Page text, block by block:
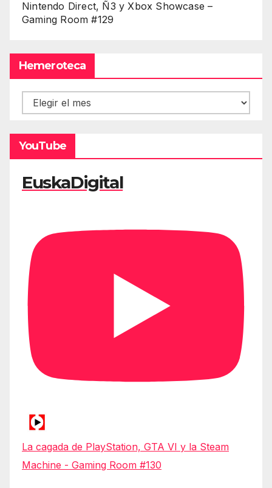
Nintendo Direct, Ñ3 y Xbox Showcase –
Gaming Room #129
Hemeroteca
Hemeroteca
YouTube
EuskaDigital
La cagada de PlayStation, GTA VI y la Steam
Machine - Gaming Room #130